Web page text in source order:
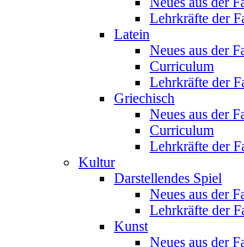
Lehrkräfte der
Latein
Neues aus der
Curriculum
Lehrkräfte der
Griechisch
Neues aus der
Curriculum
Lehrkräfte der
Kultur
Darstellendes Spiel
Neues aus der
Lehrkräfte der
Kunst
Neues aus der